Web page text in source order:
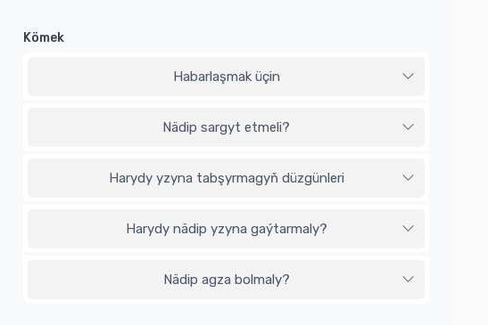
Kömek
Habarlaşmak üçin
Nädip sargyt etmeli?
Harydy yzyna tabşyrmagyň düzgünleri
Harydy nädip yzyna gaýtarmaly?
Nädip agza bolmaly?